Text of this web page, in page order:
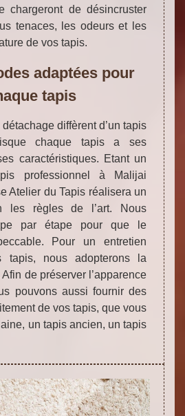
chargeront de désincruster
tenaces, les odeurs et les
de vos tapis.
adaptées pour
tapis
diffèrent d’un tapis
chaque tapis a ses
caractéristiques. Etant un
professionnel à Malijai
Atelier du Tapis réalisera un
les règles de l’art. Nous
par étape pour que le
Pour un entretien
tapis, nous adopterons la
de préserver l’apparence
pouvons aussi fournir des
de vos tapis, que vous
un tapis ancien, un tapis